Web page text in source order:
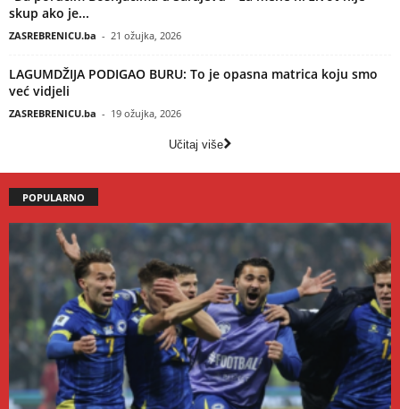
skup ako je...
ZASREBRENICU.ba - 21 ožujka, 2026
LAGUMDŽIJA PODIGAO BURU: To je opasna matrica koju smo
već vidjeli
ZASREBRENICU.ba - 19 ožujka, 2026
Učitaj više
POPULARNO